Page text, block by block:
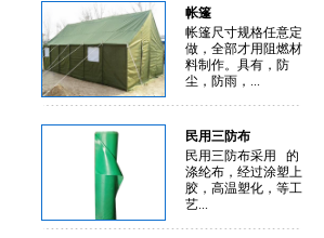
帐篷
帐篷尺寸规格任意定
做，全部才用阻燃材
料制作。具有，防
尘，防雨，...
民用三防布
民用三防布采用 的
涤纶布，经过涂塑上
胶，高温塑化，等工
艺...